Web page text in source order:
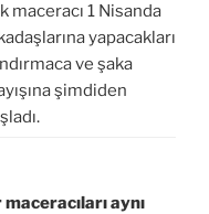
maceracı 1 Nisanda
yapacakları
ve şaka
şimdiden
aynı